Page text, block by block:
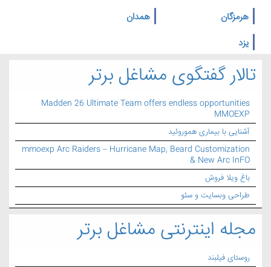
هرمزگان
همدان
یزد
تالار گفتگوی مشاغل برتر
Madden 26 Ultimate Team offers endless opportunities
MMOEXP
آشنایی با بیماری هموروئید
mmoexp Arc Raiders – Hurricane Map, Beard Customization
& New Arc InFO
باغ ویلا فروش
طراحی وبسایت و سئو
مجله اینترنتی مشاغل برتر
روستای فیلبند